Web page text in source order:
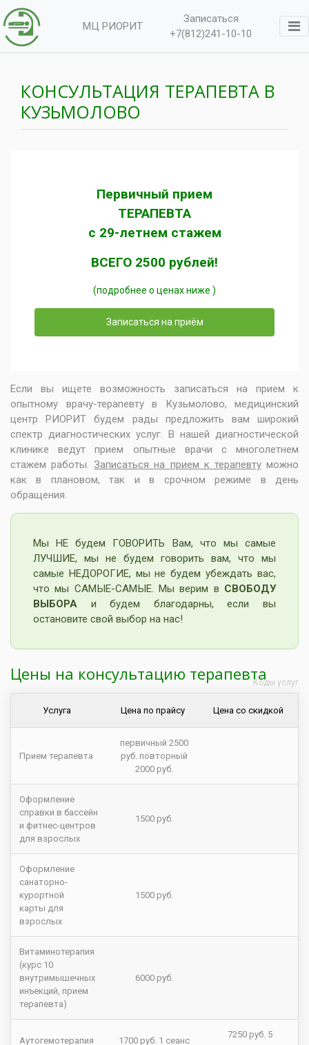
МЦ РИОРИТ
Записаться
+7(812)241-10-10
КОНСУЛЬТАЦИЯ ТЕРАПЕВТА В
КУЗЬМОЛОВО
Первичный прием
ТЕРАПЕВТА
с 29-летнем стажем
ВСЕГО 2500 рублей!
(подробнее о ценах ниже )
Записаться на приём
Если вы ищете возможность записаться на прием к
опытному врачу-терапевту в Кузьмолово, медицинский
центр РИОРИТ будем рады предложить вам широкий
спектр диагностических услуг. В нашей диагностической
клинике ведут прием опытные врачи с многолетнем
стажем работы. Записаться на прием к терапевтуможно
как в плановом, так и в срочном режиме в день
обращения.
Мы НЕ будем ГОВОРИТЬ Вам, что мы самые
ЛУЧШИЕ, мы не будем говорить вам, что мы
самые НЕДОРОГИЕ, мы не будем убеждать вас,
что мы САМЫЕ-САМЫЕ. Мы верим в СВОБОДУ
ВЫБОРА и будем благодарны, если вы
остановите свой выбор на нас!
Цены на консультацию терапевта
Услуга Цена по прайсу Цена со скидкой
Прием терапевта
первичный 2500
руб. повторный
2000 руб.
Оформление
справки в бассейн
и фитнес-центров
для взрослых
1500 руб.
Оформление
санаторно-
курортной
карты для
взрослых
1500 руб.
Витаминотерапия
(курс 10
внутримышечных
инъекций, прием
терапевта)
6000 руб.
Аутогемотерапия 1700 руб. 1 сеанс
7250 руб. 5
Коды услуг